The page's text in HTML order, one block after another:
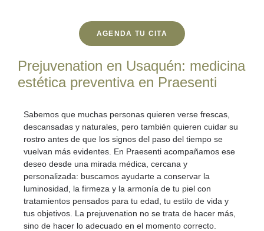
AGENDA TU CITA
Prejuvenation en Usaquén: medicina
estética preventiva en Praesenti
Sabemos que muchas personas quieren verse frescas,
descansadas y naturales, pero también quieren cuidar su
rostro antes de que los signos del paso del tiempo se
vuelvan más evidentes. En Praesenti acompañamos ese
deseo desde una mirada médica, cercana y
personalizada: buscamos ayudarte a conservar la
luminosidad, la firmeza y la armonía de tu piel con
tratamientos pensados para tu edad, tu estilo de vida y
tus objetivos. La prejuvenation no se trata de hacer más,
sino de hacer lo adecuado en el momento correcto.